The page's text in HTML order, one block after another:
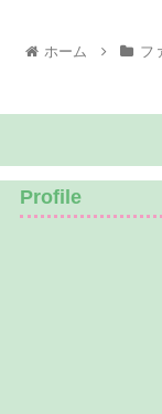
ホーム フ
Profile